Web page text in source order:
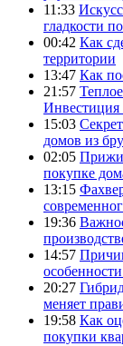
11:33
гладкости
00:42 Как
территории
13:47 Как
21:57
Инвестиция
15:03
домов из
02:05
покупке
13:15
19:36
14:57
20:27
меняет
19:58 Как
покупки